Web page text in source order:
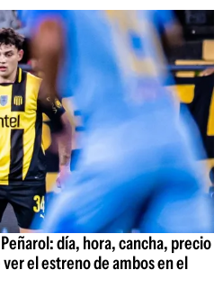
día, hora, cancha, precio
el estreno de ambos en el